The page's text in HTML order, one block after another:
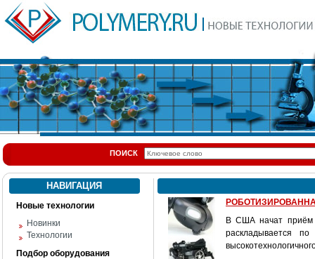
ПОИСК
НАВИГАЦИЯ
Новые технологии
Новинки
Технологии
Подбор оборудования
В США начат приём
раскладывается